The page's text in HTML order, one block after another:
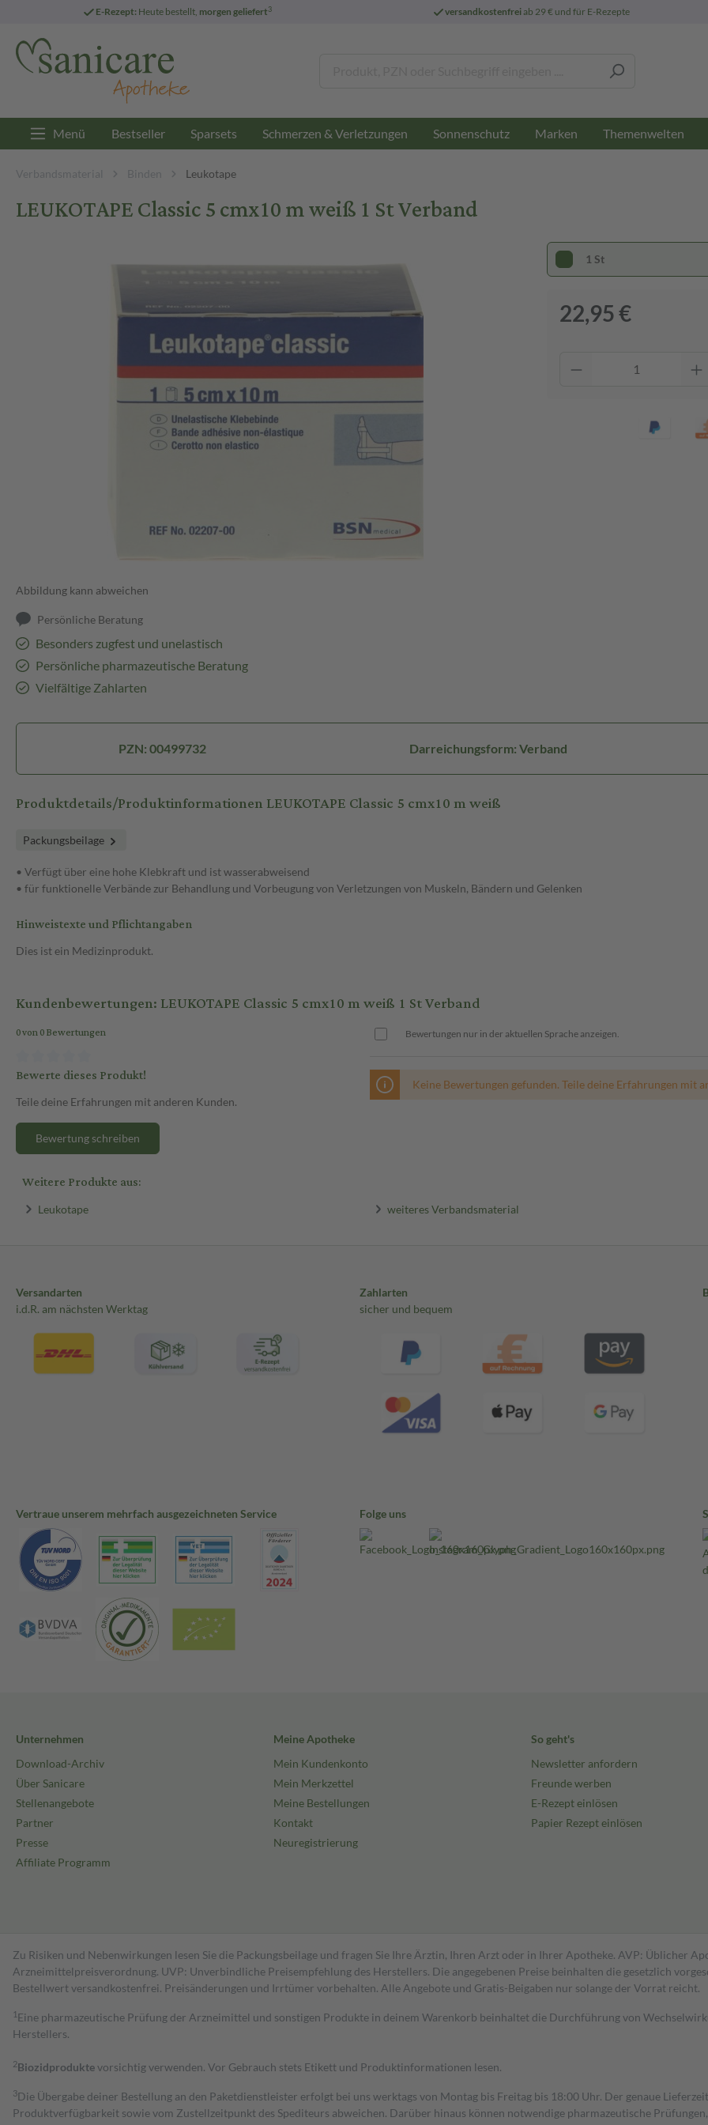
E-Rezept: Heute bestellt, morgen geliefert3 versandkostenfreiab 29 € und für E-Rezepte
Menü Bestseller Sparsets Schmerzen & Verletzungen Sonnenschutz Marken Themenwelten
Verbandsmaterial Binden Leukotape
LEUKOTAPE Classic 5 cmx10 m weiß 1 St Verband
Abbildung kann abweichen
Persönliche Beratung
Besonders zugfest und unelastisch
Persönliche pharmazeutische Beratung
Vielfältige Zahlarten
1 St
22,95 €
PZN: 00499732 Darreichungsform: Verband
Produktdetails/Produktinformationen LEUKOTAPE Classic 5 cmx10 m weiß
Packungsbeilage
• Verfügt über eine hohe Klebkraft und ist wasserabweisend
• für funktionelle Verbände zur Behandlung und Vorbeugung von Verletzungen von Muskeln, Bändern und Gelenken
Hinweistexte und Pflichtangaben
Dies ist ein Medizinprodukt.
Kundenbewertungen: LEUKOTAPE Classic 5 cmx10 m weiß 1 St Verband
0 von 0 Bewertungen
Bewerte dieses Produkt!
Teile deine Erfahrungen mit anderen Kunden.
Bewertung schreiben
Bewertungen nur in der aktuellen Sprache anzeigen.
Keine Bewertungen gefunden. Teile deine Erfahrungen mit
Weitere Produkte aus:
Leukotape weiteres Verbandsmaterial
Versandarten
i.d.R. am nächsten Werktag
Zahlarten
sicher und bequem
Vertraue unserem mehrfach ausgezeichneten Service Folge uns
Unternehmen
Download-Archiv
Über Sanicare
Stellenangebote
Partner
Presse
Affiliate Programm
Meine Apotheke
Mein Kundenkonto
Mein Merkzettel
Meine Bestellungen
Kontakt
Neuregistrierung
So geht's
Newsletter anfordern
Freunde werben
E-Rezept einlösen
Papier Rezept einlösen
Zu Risiken und Nebenwirkungen lesen Sie die Packungsbeilage und fragen Sie Ihre Ärztin, Ihren Arzt oder in Ihrer Apotheke. AVP: Üblicher
Arzneimittelpreisverordnung. UVP: Unverbindliche Preisempfehlung des Herstellers. Die angegebenen Preise beinhalten die gesetzlich
Bestell­wert versand­kosten­frei. Preisänderungen und Irrtümer vorbehalten. Alle Angebote und Gratis-Beigaben nur solange der Vorrat reicht.
1 Eine pharmazeutische Prüfung der Arzneimittel und sonstigen Produkte in deinem Warenkorb beinhaltet die Durchführung von
Herstellers.
2Biozidproduktevorsichtig verwenden. Vor Gebrauch stets Etikett und Produktinformationen lesen.
3Die Übergabe deiner Bestellung an den Paketdienstleister erfolgt bei uns werktags von Montag bis Freitag bis 18:00 Uhr. Der genaue
Produktverfügbarkeit sowie vom Zustellzeitpunkt des Spediteurs abweichen. Darüber hinaus können notwendige pharmazeutische